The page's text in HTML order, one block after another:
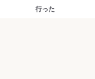
行った